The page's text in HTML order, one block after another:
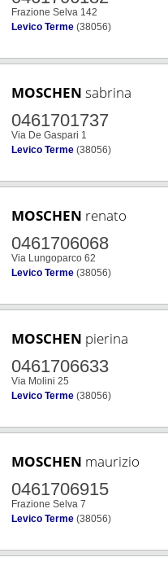
Frazione Selva 142
Levico Terme (38056)
MOSCHEN sabrina
0461701737
Via De Gaspari 1
Levico Terme (38056)
MOSCHEN renato
0461706068
Via Lungoparco 62
Levico Terme (38056)
MOSCHEN pierina
0461706633
Via Molini 25
Levico Terme (38056)
MOSCHEN maurizio
0461706915
Frazione Selva 7
Levico Terme (38056)